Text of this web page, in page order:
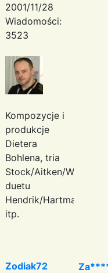
2001/11/28
Wiadomości:
3523
Kompozycje i
produkcje
Dietera
Bohlena, tria
Stock/Aitken/Waterman,
duetu
Hendrik/Hartmann
itp.
Zodiak72